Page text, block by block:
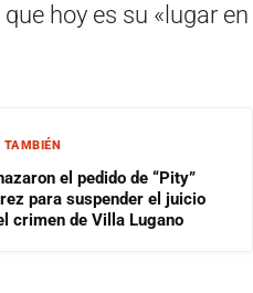
hoy es su «lugar en
TAMBIÉN
el pedido de “Pity”
para suspender el juicio
crimen de Villa Lugano